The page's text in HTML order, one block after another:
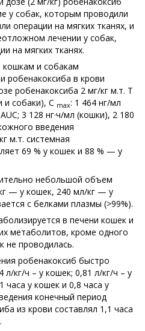
у собак, которым проводили
операции на мягких тканях, и
лечении у собак,
на мягких тканях.
и собакам
робенакоксиба в крови
робенакоксиба 2 мг/кг м.т. T
и собаки), C max: 1 464 нг/мл
3 128 нг·ч/мл (кошки), 2 180
введения
м.т. системная
69 % у кошек и 88 % — у
небольшой объем
— у кошек, 240 мл/кг — у
с белками плазмы (>99%).
в печени кошек и
метаболитов, кроме одного
не проводилась.
робенакоксиб быстро
л/кг/ч – у кошек; 0,81 л/кг/ч – у
часа у кошек и 0,8 часа у
конечный период
из крови составлял 1,1 часа